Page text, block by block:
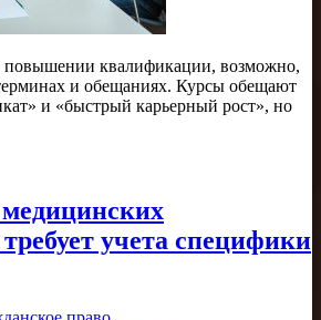
повышении квалификации, возможно,
и обещаниях. Курсы обещают
и «быстрый карьерный рост», но
учета специфики